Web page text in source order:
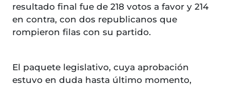
resultado final fue de 218 votos a favor y 214
en contra, con dos republicanos que
rompieron filas con su partido.
El paquete legislativo, cuya aprobación
estuvo en duda hasta último momento,